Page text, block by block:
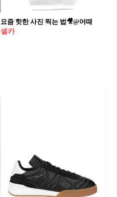
요즘 핫한 사진 찍는 법🎥@어때
셀카